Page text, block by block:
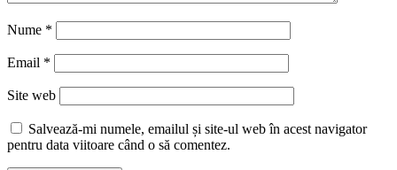
Nume *
Email *
Site web
Salvează-mi numele, emailul și site-ul web în acest navigator
pentru data viitoare când o să comentez.